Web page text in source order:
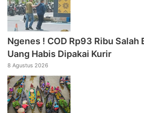
Ngenes ! COD Rp93 Ribu Salah
Uang Habis Dipakai Kurir
8 Agustus 2026